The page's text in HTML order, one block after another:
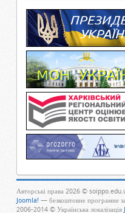
Авторські права 2026 ©
Joomla! — безкоштовне програмне
2006-2014 © Українська локалізація